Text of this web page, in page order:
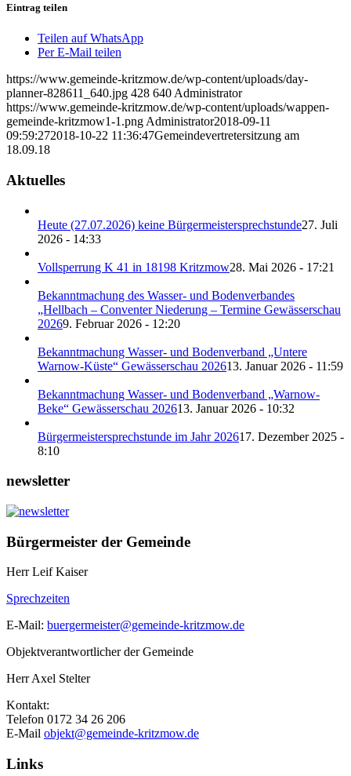
Eintrag teilen
Teilen auf WhatsApp
Per E-Mail teilen
https://www.gemeinde-kritzmow.de/wp-content/uploads/day-
planner-828611_640.jpg 428 640 Administrator
https://www.gemeinde-kritzmow.de/wp-content/uploads/wappen-
gemeinde-kritzmow1-1.png Administrator2018-09-11
09:59:272018-10-22 11:36:47Gemeindevertretersitzung am
18.09.18
Aktuelles
Heute (27.07.2026) keine Bürgermeistersprechstunde27. Juli
2026 - 14:33
Vollsperrung K 41 in 18198 Kritzmow28. Mai 2026 - 17:21
Bekanntmachung des Wasser- und Bodenverbandes
„Hellbach – Conventer Niederung – Termine Gewässerschau
20269. Februar 2026 - 12:20
Bekanntmachung Wasser- und Bodenverband „Untere
Warnow-Küste“ Gewässerschau 202613. Januar 2026 - 11:59
Bekanntmachung Wasser- und Bodenverband „Warnow-
Beke“ Gewässerschau 202613. Januar 2026 - 10:32
Bürgermeistersprechstunde im Jahr 202617. Dezember 2025 -
8:10
newsletter
Bürgermeister der Gemeinde
Herr Leif Kaiser
Sprechzeiten
E-Mail: buergermeister@gemeinde-kritzmow.de
Objektverantwortlicher der Gemeinde
Herr Axel Stelter
Kontakt:
Telefon 0172 34 26 206
E-Mail objekt@gemeinde-kritzmow.de
Links